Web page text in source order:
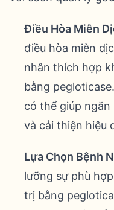
Điều Hòa Miễn
điều hòa miễn
nhân thích hợp
bằng
có thể giúp ngăn
và cải thiện hiệu
Lựa Chọn Bệnh
lưỡng sự phù
trị bằng